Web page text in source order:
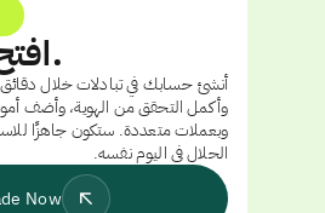
افتح حسابك.
أنشئ حسابك في تبادلات خلال
وأكمل التحقق من الهوية، وأضف
وبعملات متعددة. ستكون جاهزًا
الحلال في اليوم نفسه.
Now